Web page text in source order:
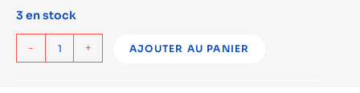
3 en stock
- + AJOUTER AU PANIER